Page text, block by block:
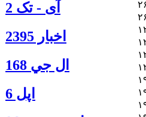
آی - تک 2
اخبار 2395
ال جي 168
اپل 6